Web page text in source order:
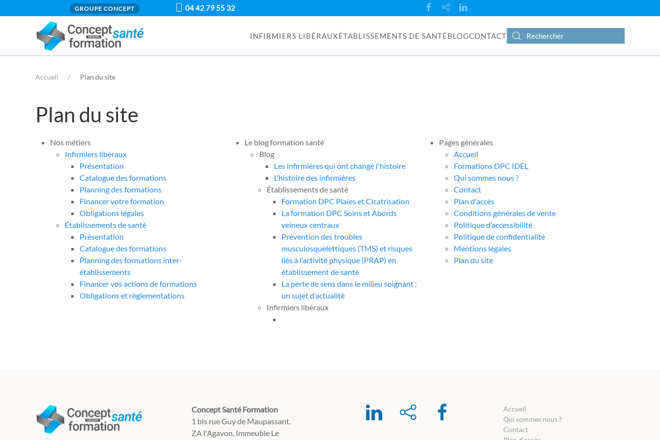
GROUPE CONCEPT 04 42 79 55 32
INFIRMIERS LIBÉRAUXÉTABLISSEMENTS DE SANTÉBLOGCONTACT
Accueil Plan du site
Plan du site
Nos métiers
Infirmiers libéraux
Présentation
Catalogue des formations
Planning des formations
Financer votre formation
Obligations légales
Établissements de santé
Présentation
Catalogue des formations
Planning des formations inter-
établissements
Financer vos actions de formations
Obligations et règlementations
Le blog formation santé
Blog
Les infirmières qui ont changé l'histoire
L’histoire des infirmières
Établissements de santé
Formation DPC Plaies et Cicatrisation
La formation DPC Soins et Abords
veineux centraux
Prévention des troubles
musculosquelettiques (TMS) et risques
liés à l’activité physique (PRAP) en
établissement de santé
La perte de sens dans le milieu soignant :
un sujet d’actualité
Infirmiers libéraux
Pages générales
Accueil
Formations DPC IDEL
Qui sommes nous ?
Contact
Plan d'accès
Conditions générales de vente
Politique d’accessibilité
Politique de confidentialité
Mentions légales
Plan du site
Concept Santé Formation
1 bis rue Guy de Maupassant.
ZA l'Agavon, Immeuble Le
Accueil
Qui sommes nous ?
Contact